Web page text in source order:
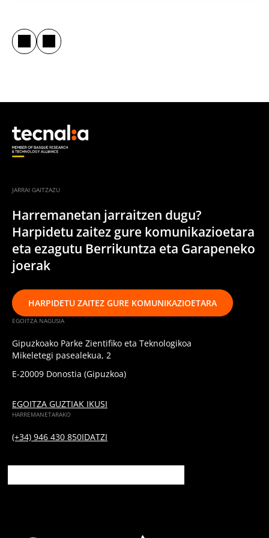
JARRAI GAITZAZU
Harremanetan jarraitzen dugu?
Harpidetu zaitez gure komunikazioetara
eta ezagutu Berrikuntza eta Garapeneko
joerak
HARPIDETU ZAITEZ GURE KOMUNIKAZIOETARA
EGOITZA NAGUSIA
Gipuzkoako Parke Zientifiko eta Teknologikoa
Mikeletegi pasealekua, 2
E-20009 Donostia (Gipuzkoa)
EGOITZA GUZTIAK IKUSI
HARREMANETARAKO
(+34) 946 430 850IDATZI